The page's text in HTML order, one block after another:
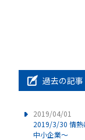
過去の記事
2019/04/01
2019/3/30 情熱
中小企業～